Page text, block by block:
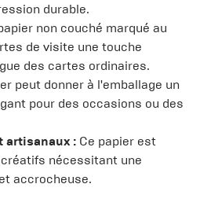
durable.
non couché marqué au
de visite une touche
des cartes ordinaires.
peut donner à l'emballage un
pour des occasions ou des
artisanaux : Ce papier est
nécessitant une
accrocheuse.